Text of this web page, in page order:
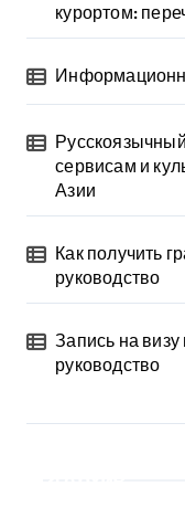
курортом:
сервисам и
Азии
Как получить
руководство
Запись на
руководство